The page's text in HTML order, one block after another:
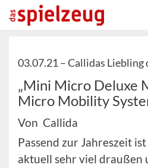
03.07.21 –Callidas Liebling
„Mini Micro Deluxe
Micro Mobility
Von Callida
Passend zur Jahreszeit
aktuell sehr viel draußen